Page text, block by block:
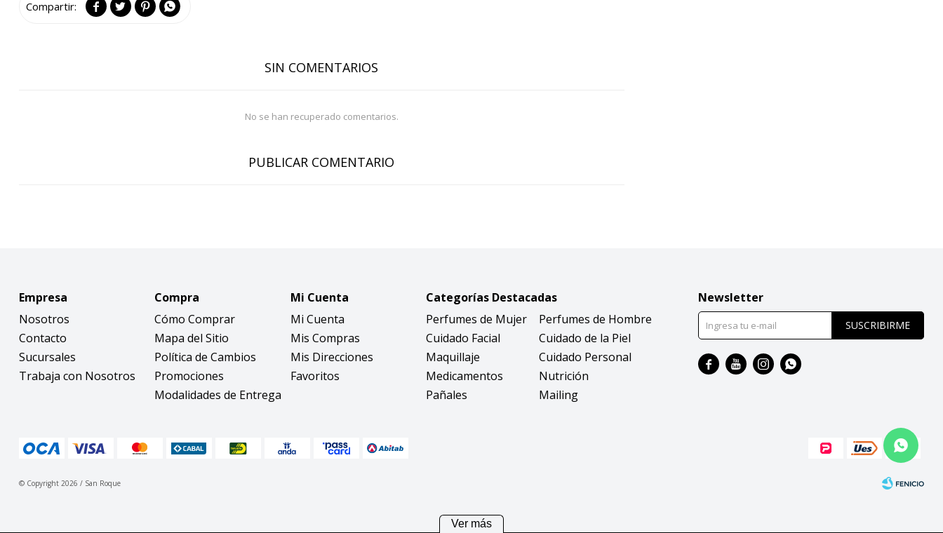
   
SIN COMENTARIOS
No se han recuperado comentarios.
PUBLICAR COMENTARIO
Empresa
Nosotros
Contacto
Sucursales
Trabaja con Nosotros
Compra
Cómo Comprar
Mapa del Sitio
Política de Cambios
Promociones
Modalidades de Entrega
Mi Cuenta
Mi Cuenta
Mis Compras
Mis Direcciones
Favoritos
Categorías Destacadas
Perfumes de Mujer
Perfumes de Hombre
Cuidado Facial
Cuidado de la Piel
Maquillaje
Cuidado Personal
Medicamentos
Nutrición
Pañales
Mailing
Newsletter
SUSCRIBIRME
   
© Copyright 2026 / San Roque
Ver más